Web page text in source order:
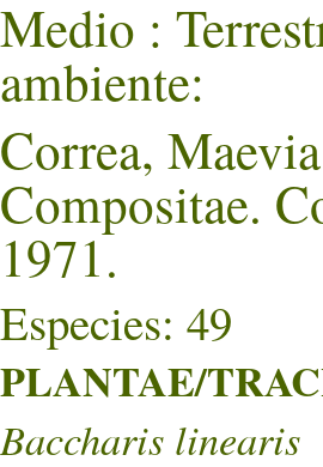
Medio :
ambiente:
Correa,
Compositae.
1971.
Especies: 49
PLANTAE/
Baccharis linearis